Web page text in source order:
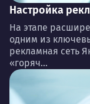
Настройка
На этапе
одним из
рекламная сеть
«горяч...